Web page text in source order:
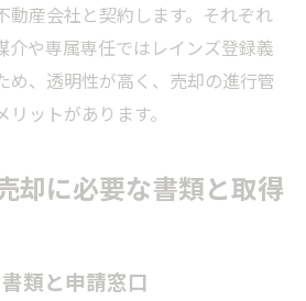
動産会社と契約します。それぞれ
介や専属専任ではレインズ登録義
め、透明性が高く、売却の進行管
ットがあります。
却に必要な書類と取得
類と申請窓口